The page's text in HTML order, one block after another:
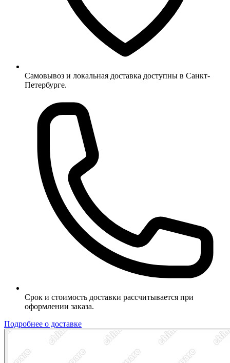
Самовывоз и локальная доставка доступны в Санкт-
Петербурге.
Срок и стоимость доставки рассчитывается при
оформлении заказа.
Подробнее о доставке